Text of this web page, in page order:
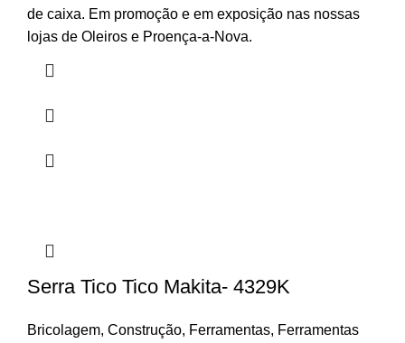
de caixa. Em promoção e em exposição nas nossas
lojas de Oleiros e Proença-a-Nova.
Serra Tico Tico Makita- 4329K
Bricolagem, Construção, Ferramentas, Ferramentas